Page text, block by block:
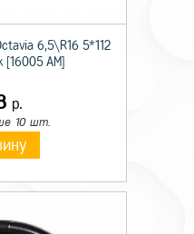
6,5\R16 5*112
[16005 AM]
р.
10 шт.